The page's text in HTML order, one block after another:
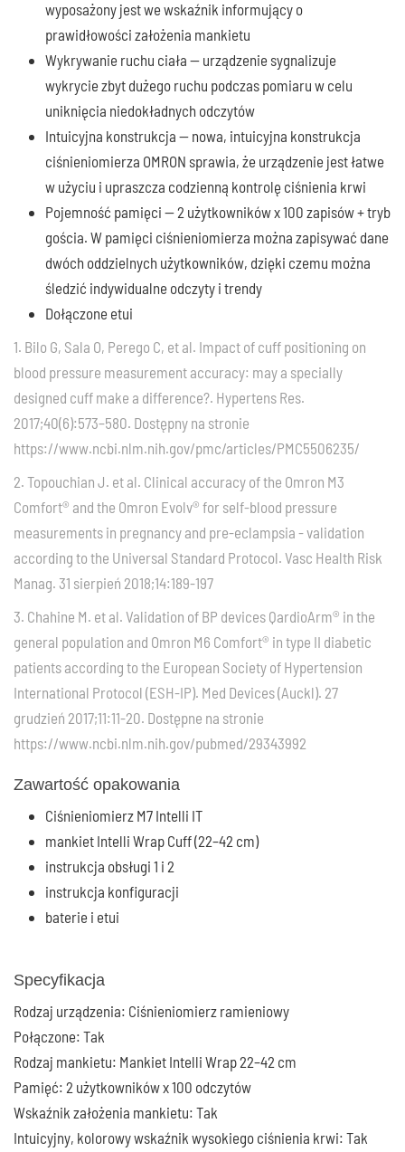
wyposażony jest we wskaźnik informujący o
prawidłowości założenia mankietu
Wykrywanie ruchu ciała — urządzenie sygnalizuje
wykrycie zbyt dużego ruchu podczas pomiaru w celu
uniknięcia niedokładnych odczytów
Intuicyjna konstrukcja — nowa, intuicyjna konstrukcja
ciśnieniomierza OMRON sprawia, że urządzenie jest łatwe
w użyciu i upraszcza codzienną kontrolę ciśnienia krwi
Pojemność pamięci — 2 użytkowników x 100 zapisów + tryb
gościa. W pamięci ciśnieniomierza można zapisywać dane
dwóch oddzielnych użytkowników, dzięki czemu można
śledzić indywidualne odczyty i trendy
Dołączone etui
1. Bilo G, Sala O, Perego C, et al. Impact of cuff positioning on
blood pressure measurement accuracy: may a specially
designed cuff make a difference?. Hypertens Res.
2017;40(6):573–580. Dostępny na stronie
https://www.ncbi.nlm.nih.gov/pmc/articles/PMC5506235/
2. Topouchian J. et al. Clinical accuracy of the Omron M3
Comfort® and the Omron Evolv® for self-blood pressure
measurements in pregnancy and pre-eclampsia - validation
according to the Universal Standard Protocol. Vasc Health Risk
Manag. 31 sierpień 2018;14:189-197
3. Chahine M. et al. Validation of BP devices QardioArm® in the
general population and Omron M6 Comfort® in type II diabetic
patients according to the European Society of Hypertension
International Protocol (ESH-IP). Med Devices (Auckl). 27
grudzień 2017;11:11-20. Dostępne na stronie
https://www.ncbi.nlm.nih.gov/pubmed/29343992
Zawartość opakowania
Ciśnieniomierz M7 Intelli IT
mankiet Intelli Wrap Cuff (22–42 cm)
instrukcja obsługi 1 i 2
instrukcja konfiguracji
baterie i etui
Specyfikacja
Rodzaj urządzenia: Ciśnieniomierz ramieniowy
Połączone: Tak
Rodzaj mankietu: Mankiet Intelli Wrap 22–42 cm
Pamięć: 2 użytkowników x 100 odczytów
Wskaźnik założenia mankietu: Tak
Intuicyjny, kolorowy wskaźnik wysokiego ciśnienia krwi: Tak